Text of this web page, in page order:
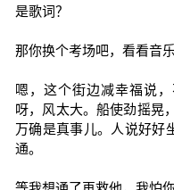
是歌词？
那你换个考场吧，看看音
嗯，这个街边减幸福说
呀，风太大。船使劲摇晃
万确是真事儿。人说好好
通。